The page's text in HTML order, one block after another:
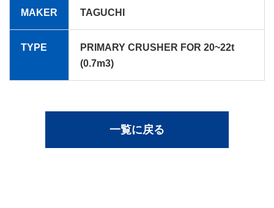
MAKER TAGUCHI
TYPE
PRIMARY CRUSHER FOR 20~22t
(0.7m3)
一覧に戻る